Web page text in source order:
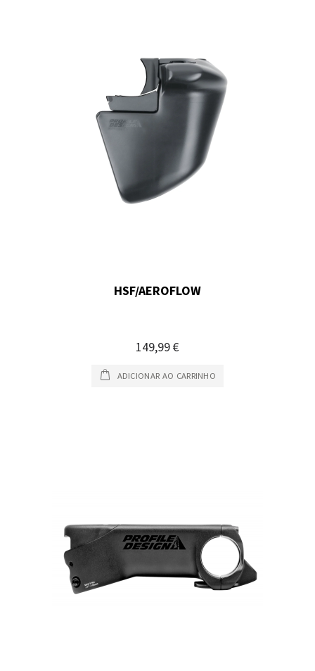
HSF/AEROFLOW
149,99 €
ADICIONAR AO CARRINHO